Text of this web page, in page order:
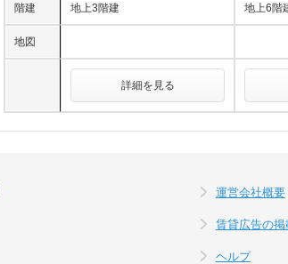
階建 地上3階建 地上6階
地図
詳細を見る
運営会社概要
賃貸広告の掲
ヘルプ